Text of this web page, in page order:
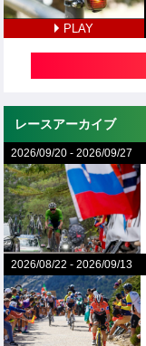
PLAY
レースアーカイブ
2026/09/20 -2026/09/27
2026/08/22 -2026/09/13